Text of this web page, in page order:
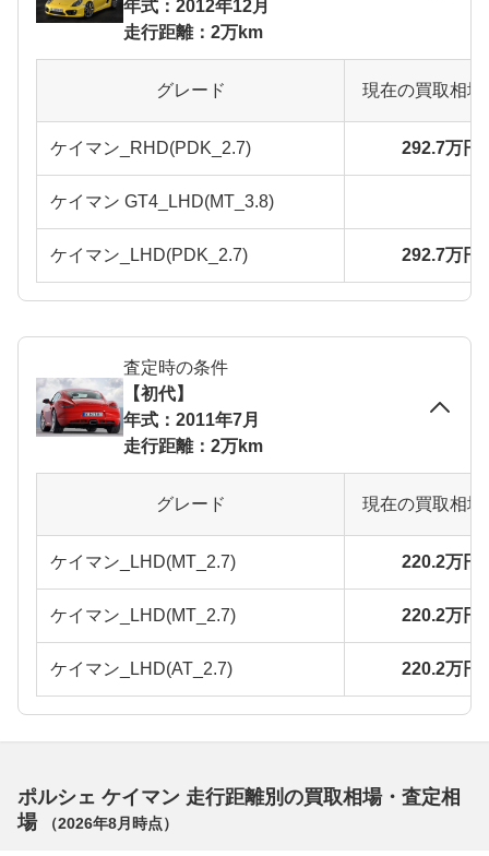
年式：2012年12月
走行距離：2万km
グレード 現在の買取相
ケイマン_RHD(PDK_2.7) 292.7万円
ケイマン GT4_LHD(MT_3.8)
ケイマン_LHD(PDK_2.7) 292.7万円
査定時の条件
【初代】
年式：2011年7月
走行距離：2万km
グレード 現在の買取相
ケイマン_LHD(MT_2.7) 220.2万円
ケイマン_LHD(MT_2.7) 220.2万円
ケイマン_LHD(AT_2.7) 220.2万円
ポルシェ ケイマン 走行距離別の買取相場・査定相
場
（2026年8月 時点）